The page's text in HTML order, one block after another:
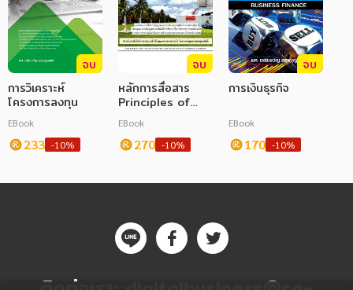
จบ
การวิเคราะห์
โครงการลงทุน
EBook
233 -10%
จบ
หลักการสื่อสาร
Principles of
Communications
EBook
270 -10%
จบ
การเงินธุรกิจ
EBook
170 -10%